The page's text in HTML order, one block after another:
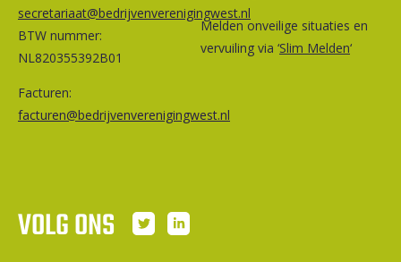
secretariaat@bedrijvenverenigingwest.nl
BTW nummer:
NL820355392B01
Facturen:
facturen@bedrijvenverenigingwest.nl
Melden onveilige situaties en
vervuiling via ‘Slim Melden‘
VOLG ONS